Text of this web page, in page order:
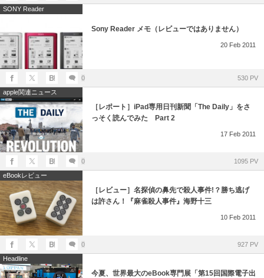
SONY Reader
Sony Reader メモ（レビューではありません）
20 Feb 2011
0
530 PV
apple関連ニュース
［レポート］iPad専用日刊新聞「The Daily」をさ
っそく読んでみた Part 2
17 Feb 2011
0
1095 PV
eBookレビュー
［レビュー］名探偵の鼻先で殺人事件!？勝ち逃げ
は許さん！『麻雀殺人事件』海野十三
10 Feb 2011
0
927 PV
Headline
今夏、世界最大のeBook専門展「第15回国際電子出